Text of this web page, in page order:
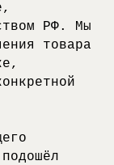
РФ. Мы
товара